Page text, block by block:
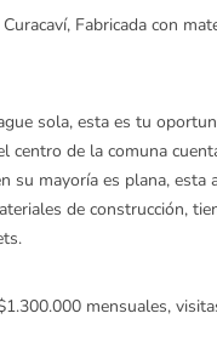
Fabricada con
sola, esta es tu
centro de la comuna
su mayoría es plana, esta
de construcción,
mensuales,